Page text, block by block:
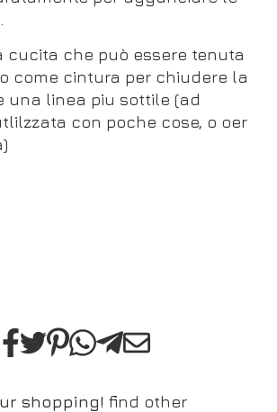
cucita che può essere tenuta
come cintura per chiudere la
una linea piu sottile (ad
con poche cose, o oer
shopping! find other